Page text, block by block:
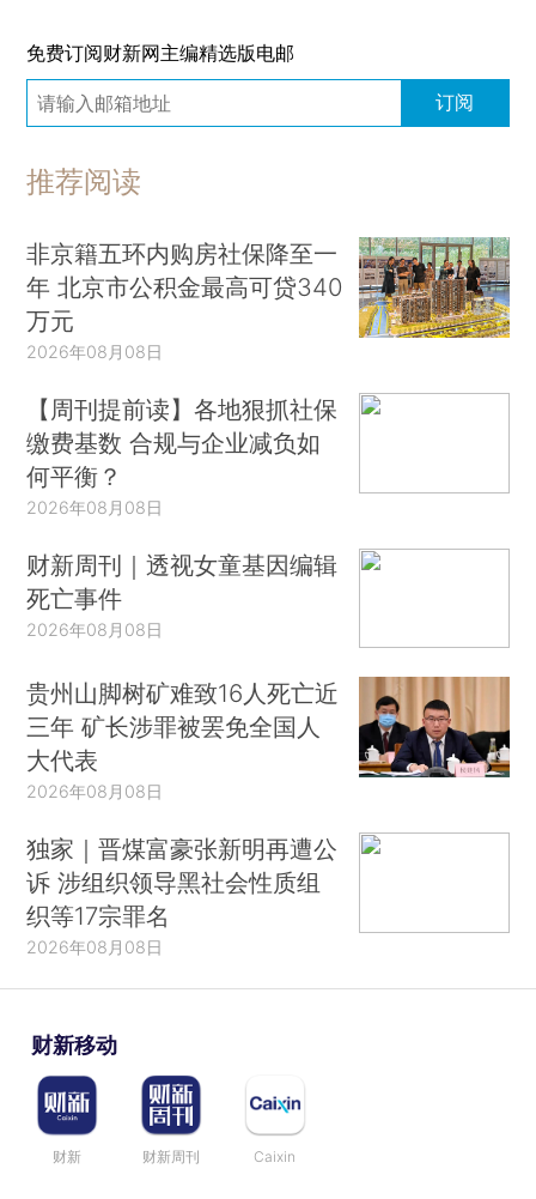
免费订阅财新网主编精选版电邮
订阅
推荐阅读
非京籍五环内购房社保降至一
年 北京市公积金最高可贷340
万元
2026年08月08日
【周刊提前读】各地狠抓社保
缴费基数 合规与企业减负如
何平衡？
2026年08月08日
财新周刊｜透视女童基因编辑
死亡事件
2026年08月08日
贵州山脚树矿难致16人死亡近
三年 矿长涉罪被罢免全国人
大代表
2026年08月08日
独家｜晋煤富豪张新明再遭公
诉 涉组织领导黑社会性质组
织等17宗罪名
2026年08月08日
财新移动
财新 财新周刊 Caixin